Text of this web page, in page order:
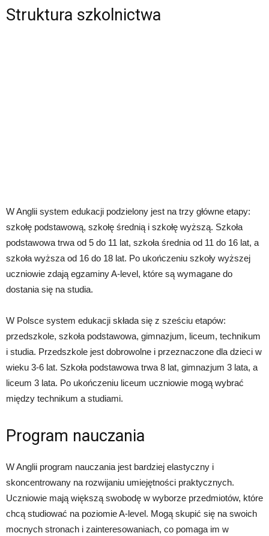
Struktura szkolnictwa
W Anglii system edukacji podzielony jest na trzy główne etapy:
szkołę podstawową, szkołę średnią i szkołę wyższą. Szkoła
podstawowa trwa od 5 do 11 lat, szkoła średnia od 11 do 16 lat, a
szkoła wyższa od 16 do 18 lat. Po ukończeniu szkoły wyższej
uczniowie zdają egzaminy A-level, które są wymagane do
dostania się na studia.
W Polsce system edukacji składa się z sześciu etapów:
przedszkole, szkoła podstawowa, gimnazjum, liceum, technikum
i studia. Przedszkole jest dobrowolne i przeznaczone dla dzieci w
wieku 3-6 lat. Szkoła podstawowa trwa 8 lat, gimnazjum 3 lata, a
liceum 3 lata. Po ukończeniu liceum uczniowie mogą wybrać
między technikum a studiami.
Program nauczania
W Anglii program nauczania jest bardziej elastyczny i
skoncentrowany na rozwijaniu umiejętności praktycznych.
Uczniowie mają większą swobodę w wyborze przedmiotów, które
chcą studiować na poziomie A-level. Mogą skupić się na swoich
mocnych stronach i zainteresowaniach, co pomaga im w